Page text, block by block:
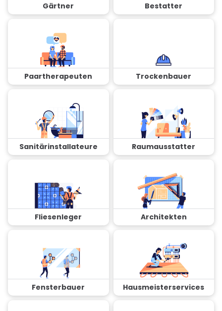
Gärtner Bestatter
Paartherapeuten Trockenbauer
Sanitärinstallateure Raumausstatter
Fliesenleger Architekten
Fensterbauer Hausmeisterservices